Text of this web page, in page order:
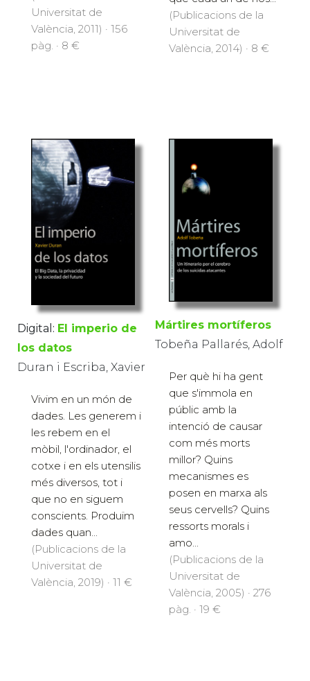
Universitat de
València, 2011) · 156
pàg. · 8 €
(Publicacions de la
Universitat de
València, 2014) · 8 €
Digital: El imperio de
los datos
Duran i Escriba, Xavier
Vivim en un món de
dades. Les generem i
les rebem en el
mòbil, l'ordinador, el
cotxe i en els utensilis
més diversos, tot i
que no en siguem
conscients. Produïm
dades quan...
(Publicacions de la
Universitat de
València, 2019) · 11 €
Mártires mortíferos
Tobeña Pallarés, Adolf
Per què hi ha gent
que s'immola en
públic amb la
intenció de causar
com més morts
millor? Quins
mecanismes es
posen en marxa als
seus cervells? Quins
ressorts morals i
amo...
(Publicacions de la
Universitat de
València, 2005) · 276
pàg. · 19 €